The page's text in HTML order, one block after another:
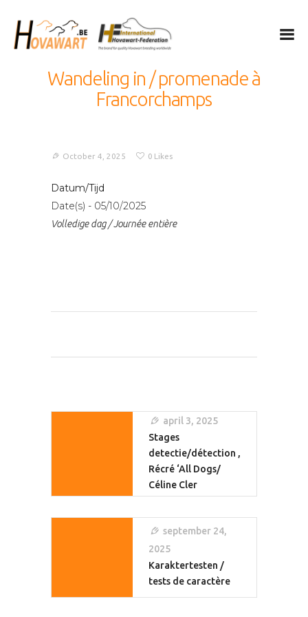
Wandeling in / promenade à
Francorchamps
Hovawart
Club info
Kalender
Leden only
Privacy
October 4, 2025 0 Likes
Datum/Tijd
Date(s) - 05/10/2025
Volledige dag / Journée entière
Berichtnavigatieapril 3, 2025
Stages
detectie/détection ,
Récré ‘All Dogs/
Céline Cler
september 24,
2025
Karaktertesten /
tests de caractère